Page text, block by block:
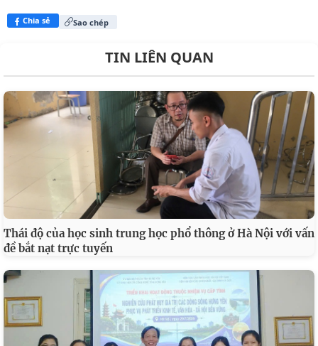
Chia sẻ Sao chép
TIN LIÊN QUAN
Thái độ của học sinh trung học phổ thông ở Hà Nội với vấn
đề bắt nạt trực tuyến